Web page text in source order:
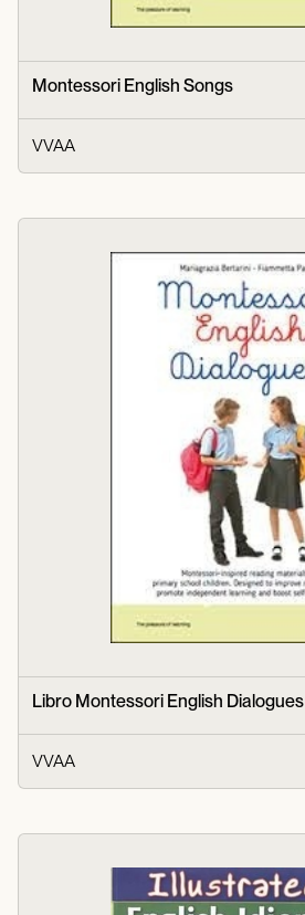
Montessori English Songs
VVAA
Libro Montessori English Dialogues
VVAA